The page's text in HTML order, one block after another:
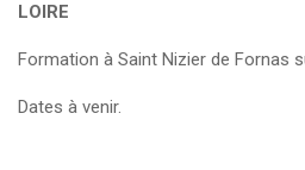
LOIRE
Formation à Saint Nizier de Fornas
Dates à venir.